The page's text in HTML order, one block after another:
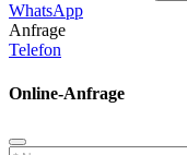
WhatsApp
Anfrage
Telefon
Online-Anfrage